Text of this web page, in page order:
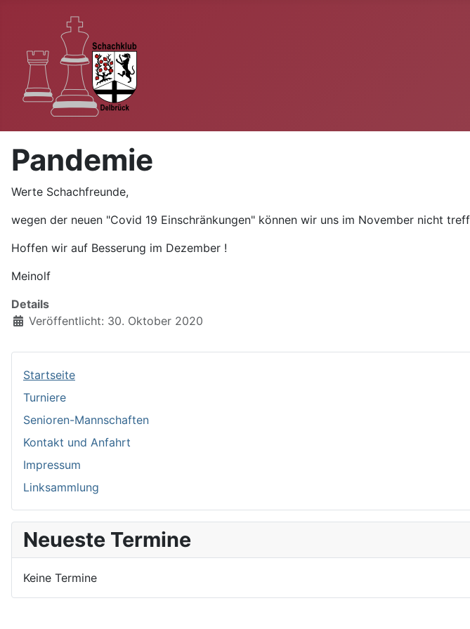
Startseite
Turniere
Senioren-Mannschaften
Kontakt und Anfahrt
Impressum
Linksammlung
Neueste Termine
Keine Termine
Pandemie
Werte Schachfreunde,
wegen der neuen "Covid 19 Einschränkungen" können wir uns im November nicht
Hoffen wir auf Besserung im Dezember !
Meinolf
Details
Veröffentlicht: 30. Oktober 2020